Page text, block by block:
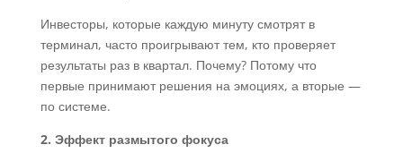
Инвесторы, которые каждую минуту смотрят в
терминал, часто проигрывают тем, кто проверяет
результаты раз в квартал. Почему? Потому что
первые принимают решения на эмоциях, а вторые —
по системе.
2. Эффект размытого фокуса